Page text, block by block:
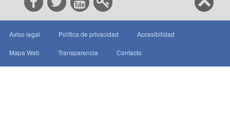
Aviso legal Política de privacidad Accesibilidad
Mapa Web Transparencia Contacto